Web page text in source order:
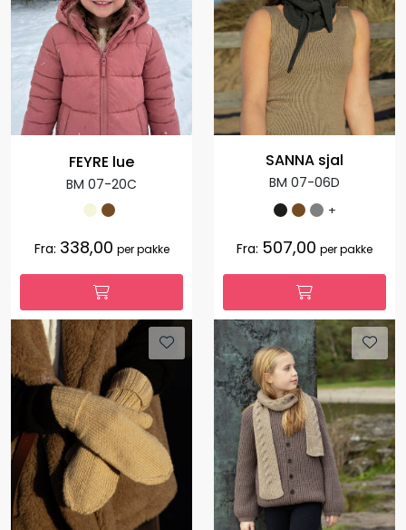
FEYRE lue
BM 07-20C
Fra: 338,00 per pakke
SANNA sjal
BM 07-06D
+
Fra: 507,00 per pakke